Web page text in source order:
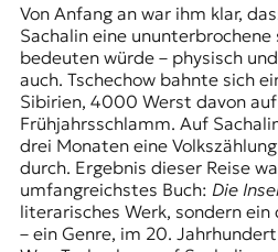
Von Anfang an war ihm klar,
Sachalin eine
bedeuten würde – physisch
auch. Tschechow bahnte sich
Sibirien, 4000 Werst davon
Frühjahrsschlamm. Auf
drei Monaten eine
durch. Ergebnis dieser Reise
umfangreichstes Buch: Die
literarisches Werk, sondern
– ein Genre, im 20.